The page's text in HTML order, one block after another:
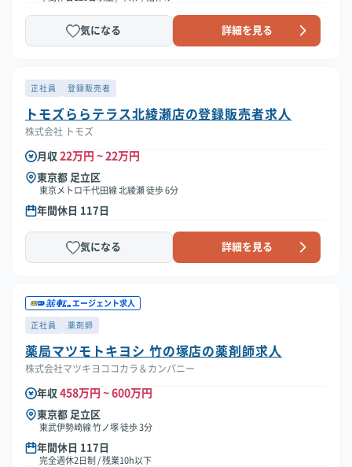
気になる 詳細を見る
正社員 登録販売者
トモズららテラス北綾瀬店の登録販売者求人
株式会社 トモズ
月収 22万円 ~ 22万円
東京都 足立区
東京メトロ千代田線 北綾瀬 徒歩 6分
年間休日 117日
気になる 詳細を見る
エージェント求人
正社員 薬剤師
薬局マツモトキヨシ 竹の塚店の薬剤師求人
株式会社マツキヨココカラ＆カンパニー
年収 458万円 ~ 600万円
東京都 足立区
東武伊勢崎線 竹ノ塚 徒歩 3分
年間休日 117日
完全週休2日制 / 残業10h以下